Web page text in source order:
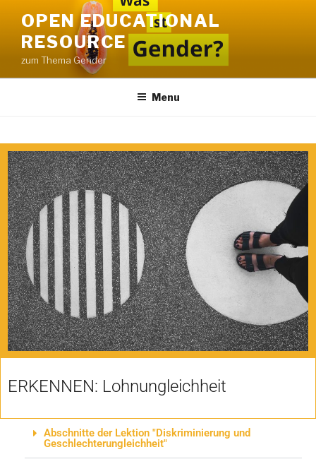
OPEN EDUCATIONAL
RESOURCE
zum Thema Gender
Menu
ERKENNEN: Lohnungleichheit
Abschnitte der Lektion "Diskriminierung und
Geschlechterungleichheit"